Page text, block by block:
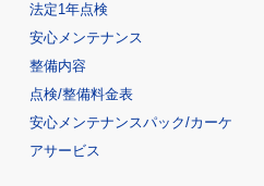
法定1年点検
安心メンテナンス
整備内容
点検/整備料金表
安心メンテナンスパック/カーケ
アサービス